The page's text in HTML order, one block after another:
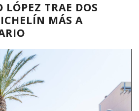
LÓPEZ TRAE DOS
MÁS A